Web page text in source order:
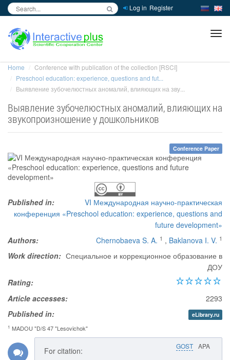
Log in Register
Home
Conference with publication of the collection [RSCI]
Preschool education: experience, questions and fut...
Выявление зубочелюстных аномалий, влияющих на зву...
Выявление зубочелюстных аномалий, влияющих на
звукопроизношение у дошкольников
Conference Paper
Published in:
VI Международная научно-практическая
конференция «Preschool education: experience, questions and
future development»
Authors:
Chernobaeva S. A. 1 , Baklanova I. V. 1
Work direction: Специальное и коррекционное образование в
ДОУ
Rating:
Article accesses:
2293
Published in:
eLibrary.ru
1 MADOU "D/S 47 "Lesovichok"
GOST APA
For citation: